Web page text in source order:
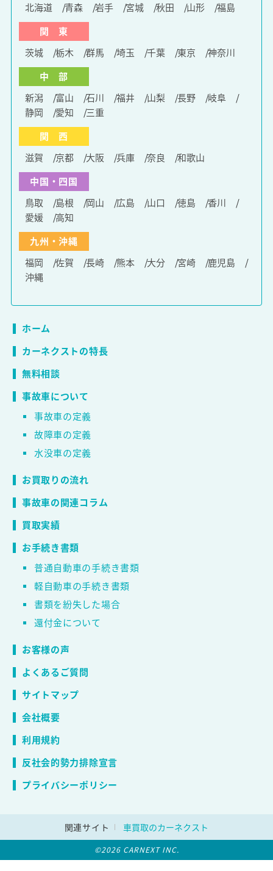
北海道
青森 岩手 宮城 秋田 山形
福島
関 東
茨城
栃木 群馬 埼玉 千葉 東京
神奈川
中 部
新潟
富山 石川 福井 山梨 長野
岐阜
静岡
愛知
三重
関 西
滋賀
京都 大阪 兵庫 奈良
和歌山
中国・四国
鳥取
島根 岡山 広島 山口 徳島
香川
愛媛
高知
九州・沖縄
福岡
佐賀 長崎 熊本 大分 宮崎
鹿児島
沖縄
ホーム
カーネクストの特長
無料相談
事故車について
事故車の定義
故障車の定義
水没車の定義
お買取りの流れ
事故車の関連コラム
買取実績
お手続き書類
普通自動車の手続き書類
軽自動車の手続き書類
書類を紛失した場合
還付金について
お客様の声
よくあるご質問
サイトマップ
会社概要
利用規約
反社会的勢力排除宣言
プライバシーポリシー
関連サイト 車買取のカーネクスト
©2026 CARNEXT INC.